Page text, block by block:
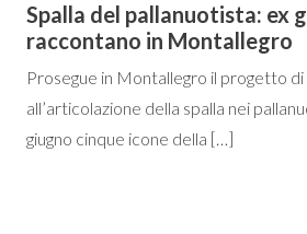
Spalla del pallanuotista: ex
raccontano in Montallegro
Prosegue in Montallegro il progetto
all’articolazione della spalla nei
giugno cinque icone della […]